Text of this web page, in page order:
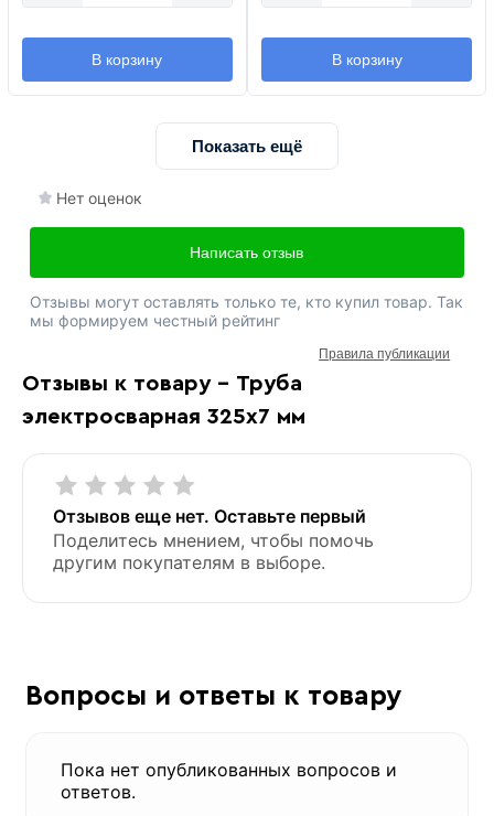
В корзину В корзину
Показать ещё
Отзывы к товару - Труба
электросварная 325х7 мм
Отзывов еще нет. Оставьте первый
Поделитесь мнением, чтобы помочь
другим покупателям в выборе.
Нет оценок
Написать отзыв
Отзывы могут оставлять только те, кто купил товар. Так
мы формируем честный рейтинг
Правила публикации
Вопросы и ответы к товару
Пока нет опубликованных вопросов и
ответов.